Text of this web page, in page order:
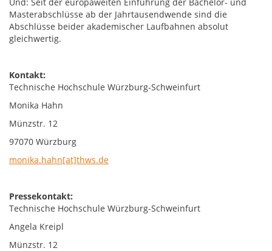
Masterabschlüsse ab der Jahrtausendwende sind die
Abschlüsse beider akademischer Laufbahnen absolut
gleichwertig.
Kontakt:
Technische Hochschule Würzburg-Schweinfurt
Monika Hahn
Münzstr. 12
97070 Würzburg
monika.hahn[at]thws.de
Pressekontakt:
Technische Hochschule Würzburg-Schweinfurt
Angela Kreipl
Münzstr. 12